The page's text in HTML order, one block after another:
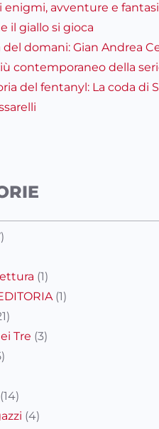
enigmi, avventure e
il giallo si gioca
del domani: Gian Andrea
contemporaneo della
del fentanyl: La coda di
(1)
(1)
Tre (3)
(14)
(4)